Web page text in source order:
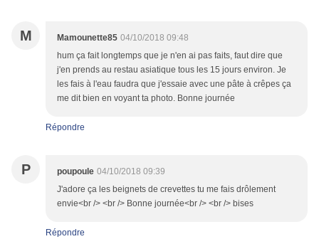
M Mamounette85 04/10/2018 09:48
hum ça fait longtemps que je n'en ai pas faits, faut dire que
j'en prends au restau asiatique tous les 15 jours environ. Je
les fais à l'eau faudra que j'essaie avec une pâte à crêpes ça
me dit bien en voyant ta photo. Bonne journée
Répondre
P poupoule 04/10/2018 09:39
J'adore ça les beignets de crevettes tu me fais drôlement
envie<br /> <br /> Bonne journée<br /> <br /> bises
Répondre